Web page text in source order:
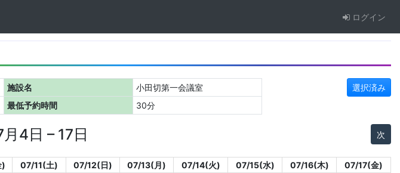
ログイン
施設名
小田切第一会議室
最低予約時間 30分
選択済み
4日 – 17日 次
) 07/11(土) 07/12(日) 07/13(月) 07/14(火) 07/15(水) 07/16(木)
07/17(金)